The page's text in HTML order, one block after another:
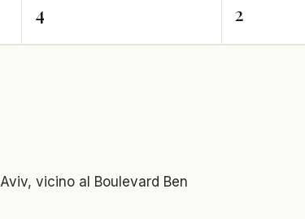
4 2
vicino al Boulevard Ben